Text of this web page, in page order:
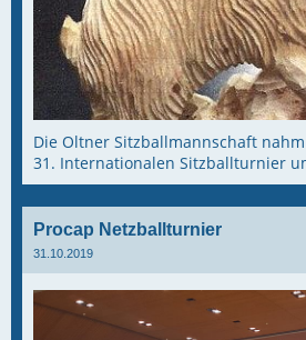
Die Oltner Sitzballmannschaft
31. Internationalen Sitzballturnier
Procap Netzballturnier
31.10.2019